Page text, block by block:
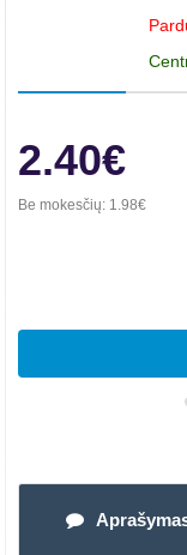
2.40€
Be mokesčių: 1.98€